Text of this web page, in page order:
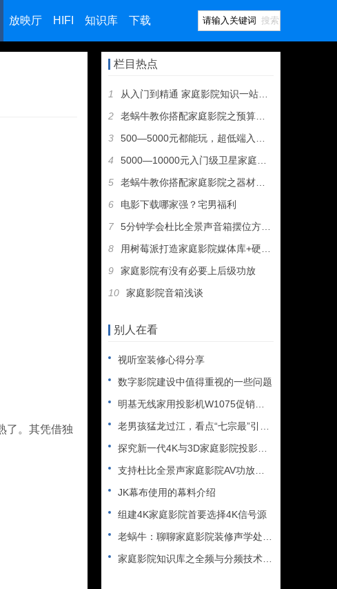
放映厅 HIFI 知识库 下载 搜索
了。其凭借独
栏目热点
1
从入门到精通 家庭影院知识一站式导航
2
老蜗牛教你搭配家庭影院之预算分配
3
500—5000元都能玩，超低端入门级家庭影院音响推荐
4
5000—10000元入门级卫星家庭影院音箱推荐
5
老蜗牛教你搭配家庭影院之器材组成
6
电影下载哪家强？宅男福利
7
5分钟学会杜比全景声音箱摆位方案（图文教程）
8
用树莓派打造家庭影院媒体库+硬盘播放机+无人值守下载机
9
家庭影院有没有必要上后级功放
10
家庭影院音箱浅谈
别人在看
视听室装修心得分享
数字影院建设中值得重视的一些问题
明基无线家用投影机W1075促销了 买就送动铁耳机
老男孩猛龙过江，看点“七宗最”引爆暑期
探究新一代4K与3D家庭影院投影幕，最新家庭影院投影应用攻略
支持杜比全景声家庭影院AV功放和音箱推荐
JK幕布使用的幕料介绍
组建4K家庭影院首要选择4K信号源
老蜗牛：聊聊家庭影院装修声学处理那点事儿
家庭影院知识库之全频与分频技术解析